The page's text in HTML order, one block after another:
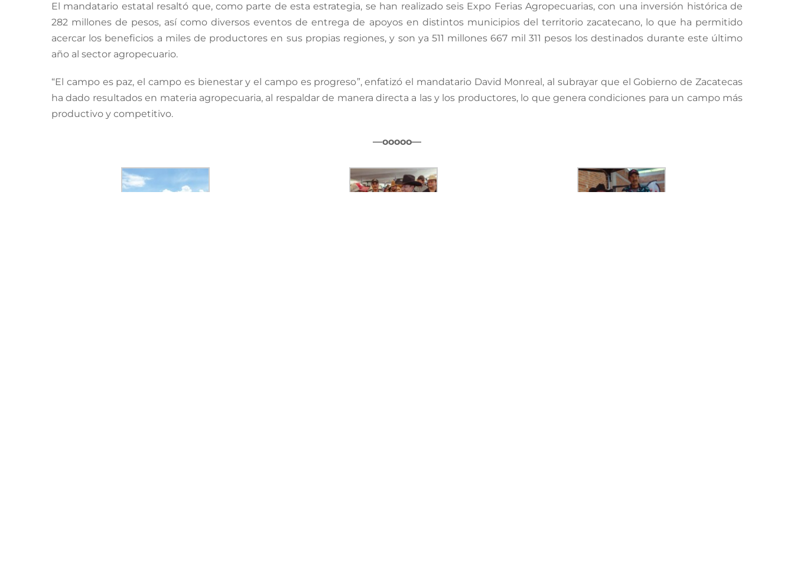
El mandatario estatal resaltó que, como parte de esta estrategia, se han realizado seis Expo Ferias Agropecuarias, con una inversión histórica de
282 millones de pesos, así como diversos eventos de entrega de apoyos en distintos municipios del territorio zacatecano, lo que ha permitido
acercar los beneficios a miles de productores en sus propias regiones, y son ya 511 millones 667 mil 311 pesos los destinados durante este último
año al sector agropecuario.
“El campo es paz, el campo es bienestar y el campo es progreso”, enfatizó el mandatario David Monreal, al subrayar que el Gobierno de Zacatecas
ha dado resultados en materia agropecuaria, al respaldar de manera directa a las y los productores, lo que genera condiciones para un campo más
productivo y competitivo.
—ooooo—